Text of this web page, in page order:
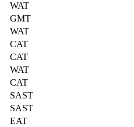
WAT
GMT
WAT
CAT
CAT
WAT
CAT
SAST
SAST
EAT